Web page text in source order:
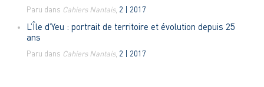
Paru dans Cahiers Nantais, 2 | 2017
L’Île d’Yeu : portrait de territoire et évolution depuis 25
ans
Paru dans Cahiers Nantais, 2 | 2017